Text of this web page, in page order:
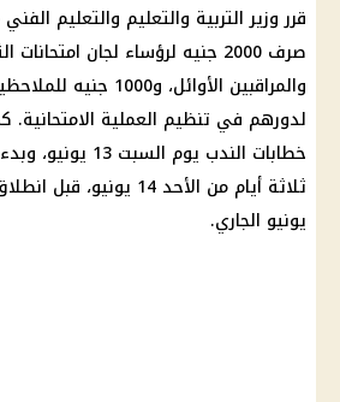
قرروزير التربية والتعليم والتعليم
صرف
امتحانات
والمراقبين الأوائل،
لدورهم في تنظيم العملية الامتحانية.
خطابات الندب يوم
يونيو الجاري.